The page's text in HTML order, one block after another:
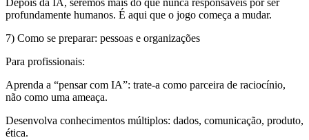
Depois da IA, seremos mais do que nunca responsáveis por ser
profundamente humanos. É aqui que o jogo começa a mudar.
7) Como se preparar: pessoas e organizações
Para profissionais:
Aprenda a “pensar com IA”: trate-a como parceira de raciocínio,
não como uma ameaça.
Desenvolva conhecimentos múltiplos: dados, comunicação, produto,
ética.